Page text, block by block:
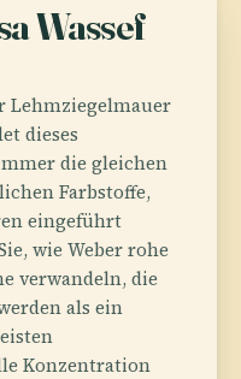
Wassef
Lehmziegelmauer
dieses
die gleichen
Farbstoffe,
eingeführt
wie Weber rohe
verwandeln, die
als ein
Konzentration